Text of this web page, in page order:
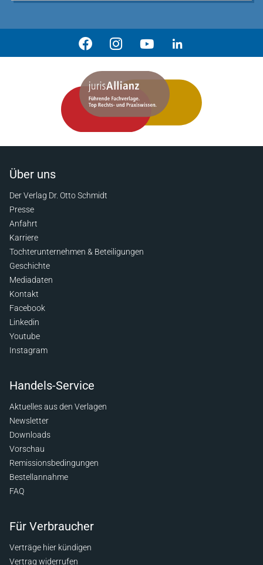
Über uns
Der Verlag Dr. Otto Schmidt
Presse
Anfahrt
Karriere
Tochterunternehmen & Beteiligungen
Geschichte
Mediadaten
Kontakt
Facebook
Linkedin
Youtube
Instagram
Handels-Service
Aktuelles aus den Verlagen
Newsletter
Downloads
Vorschau
Remissionsbedingungen
Bestellannahme
FAQ
Für Verbraucher
Verträge hier kündigen
Vertrag widerrufen